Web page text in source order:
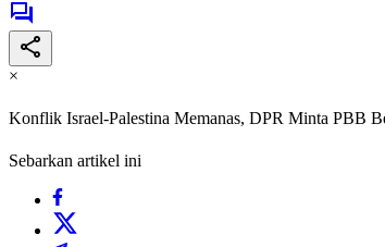
×
Konflik Israel-Palestina Memanas, DPR Minta PBB
Sebarkan artikel ini